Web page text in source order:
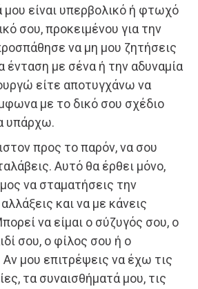
μου είναι υπερβολικό ή φτωχό
σου, προκειμένου για την
να μη μου ζητήσεις
ένταση με σένα ή την αδυναμία
είτε αποτυγχάνω να
με το δικό σου σχέδιο
υπάρχω.
προς το παρόν, να σου
Αυτό θα έρθει μόνο,
να σταματήσεις την
και να με κάνεις
να είμαι ο σύζυγός σου, ο
σου, ο φίλος σου ή ο
μου επιτρέψεις να έχω τις
τα συναισθήματά μου, τις